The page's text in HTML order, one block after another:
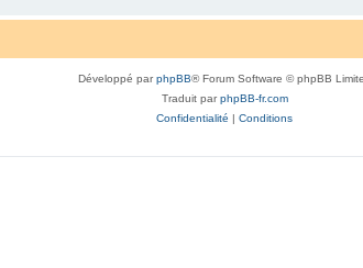
Développé parphpBB® Forum Software © phpBB
Traduit parphpBB-fr.com
Confidentialité | Conditions